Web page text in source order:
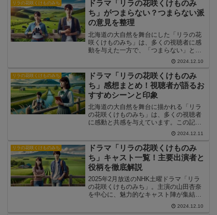
リラの花咲くけものみち
ドラマ「リラの花咲くけものみ
ち」がつまらない？つまらない派
の意見を整理
北海道の大自然を舞台にした「リラの花
咲くけものみち」は、多くの視聴者に感
動を与えた一方で、「つまらない」と感
じる意見も見受けられます。この記事で
は、ドラマに対する否定的な声を整理
し、その背景にある理由を解説します。
さらに、ドラマが持つ課題と...
2024.12.10
リラの花咲くけものみち
ドラマ「リラの花咲くけものみ
ち」感想まとめ！視聴者が語るお
すすめシーンと印象
北海道の大自然を舞台に描かれる「リラ
の花咲くけものみち」は、多くの視聴者
に感動と共感を与えています。この記事
では、ドラマの感想やおすすめシーンを
視聴者の声をもとにまとめ、作品の魅力
を解説します。心に残るシーンやキャラ
クターの成長が描かれたこの作品の深い
魅力に迫ります。
2024.12.11
リラの花咲くけものみち
ドラマ「リラの花咲くけものみ
ち」キャスト一覧！主要出演者と
役柄を徹底解説
2025年2月放送のNHK土曜ドラマ「リラ
の花咲くけものみち」。主演の山田杏奈
を中心に、魅力的なキャスト陣が集結
し、感動的な物語が繰り広げられます。
この記事では、キャストの一覧と、それ
2024.12.10